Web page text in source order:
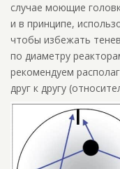
случае моющие
и в принципе,
чтобы избежать
по диаметру
рекомендуем
друг к другу